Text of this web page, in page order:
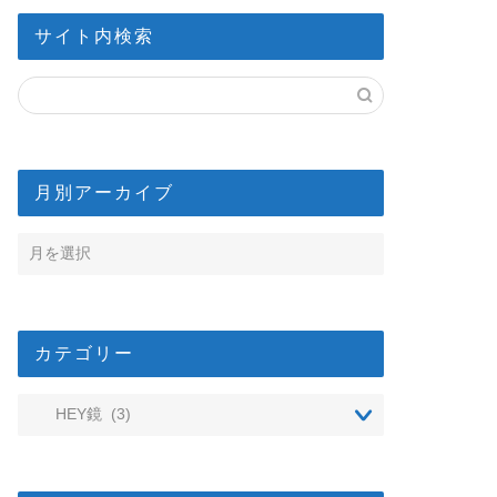
サイト内検索
月別アーカイブ
カテゴリー